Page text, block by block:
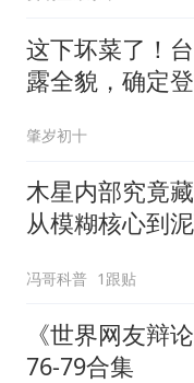
这下坏菜了！
露全貌，确定
肇岁初十
木星内部究竟
从模糊核心到
冯哥科普 1跟贴
《世界网友辩
76-79合集